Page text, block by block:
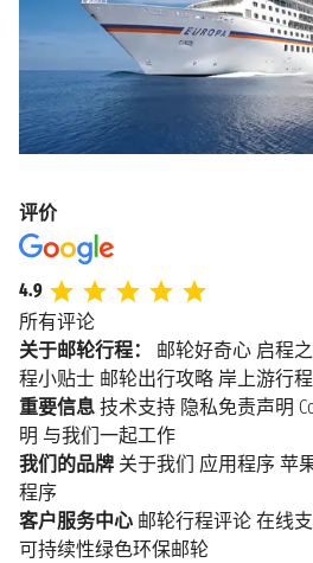
评价
4.9
所有评论
关于邮轮行程：
邮轮好奇心 启程
程小贴士 邮轮出行攻略 岸上游行程
重要信息 技术支持 隐私免责声明
明 与我们一起工作
我们的品牌 关于我们 应用程序 苹
程序
客户服务中心 邮轮行程评论 在线
可持续性绿色环保邮轮